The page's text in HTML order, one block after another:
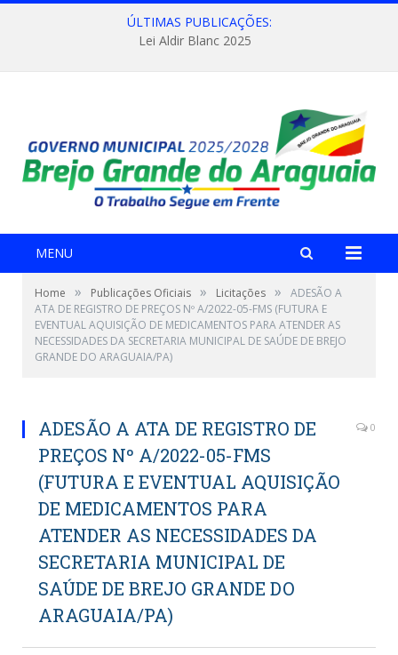
ÚLTIMAS PUBLICAÇÕES:
Lei Aldir Blanc 2025
MENU
Home » Publicações Oficiais » Licitações »
ADESÃO A
ATA DE REGISTRO DE PREÇOS Nº A/2022-05-FMS (FUTURA E
EVENTUAL AQUISIÇÃO DE MEDICAMENTOS PARA ATENDER AS
NECESSIDADES DA SECRETARIA MUNICIPAL DE SAÚDE DE BREJO
GRANDE DO ARAGUAIA/PA)
ADESÃO A ATA DE REGISTRO DE
PREÇOS Nº A/2022-05-FMS
(FUTURA E EVENTUAL AQUISIÇÃO
DE MEDICAMENTOS PARA
ATENDER AS NECESSIDADES DA
SECRETARIA MUNICIPAL DE
SAÚDE DE BREJO GRANDE DO
ARAGUAIA/PA)
0